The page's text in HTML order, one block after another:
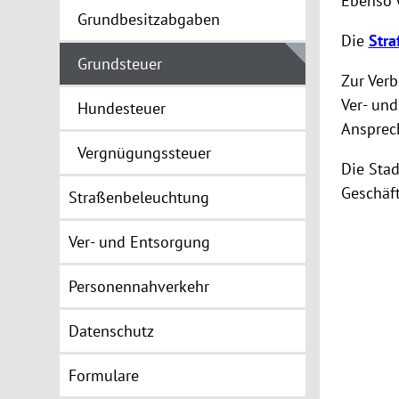
Grundbesitzabgaben
Grundsteuer
Hundesteuer
Vergnügungssteuer
Straßenbeleuchtung
Ver- und Entsorgung
Personennahverkehr
Datenschutz
Formulare
Die
Zur
Ver-
Die